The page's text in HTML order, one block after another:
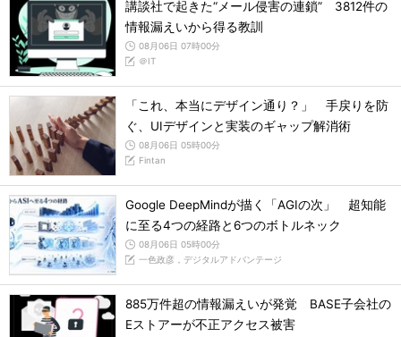
講談社で起きた“メール侵害の連鎖” 3812件の
情報漏えいから得る教訓
08月06日 07時00分
＠IT
「これ、本当にデザイン通り？」 手戻りを防
ぐ、UIデザインと実装のギャップ解消術
08月06日 05時00分
Fintan
Google DeepMindが描く「AGIの次」 超知能
に至る4つの経路と6つのボトルネック
08月06日 05時00分
一色政彦，デジタルアドバンテージ
885万件超の情報漏えいが発覚 BASE子会社の
Eストアーが不正アクセス被害